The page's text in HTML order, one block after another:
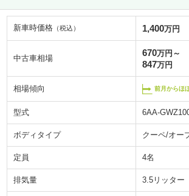
新車時価格 （税込） 1,400万円
中古車相場
670万円～
847万円
相場傾向 前月からほ
型式 6AA-
ボディタイプ クーペ/オー
定員 4名
排気量 3.5リッター